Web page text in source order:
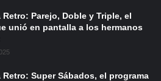
Retro: Parejo, Doble y Triple, el
unió en pantalla a los hermanos
Retro: Super Sábados, el programa